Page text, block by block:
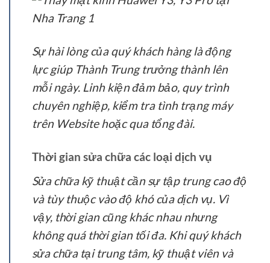
Sự hài lòng của quý khách hàng là động
lực giúp Thành Trung trưởng thành lên
mỗi ngày. Linh kiện đảm bảo, quy trình
chuyên nghiệp, kiểm tra tình trạng máy
trên Website hoặc qua tổng đài.
Thời gian sửa chữa các loại dịch vụ
Sửa chữa kỹ thuật cần sự tập trung cao độ
và tùy thuộc vào độ khó của dịch vụ. Vì
vậy, thời gian cũng khác nhau nhưng
không quá thời gian tối đa. Khi quý khách
sửa chữa tại trung tâm, kỹ thuật viên và